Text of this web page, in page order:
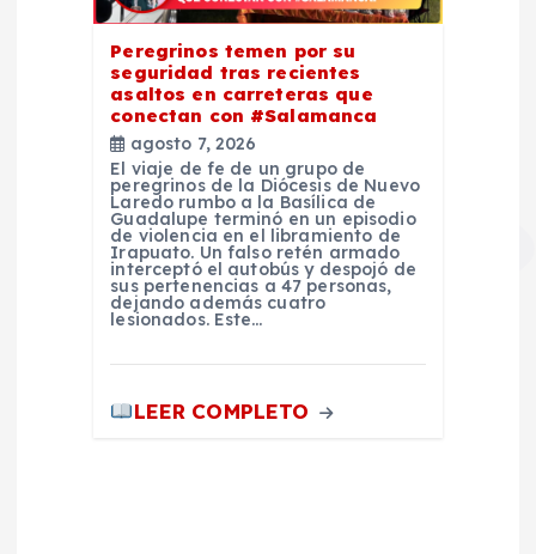
Peregrinos temen por su
seguridad tras recientes
asaltos en carreteras que
conectan con #Salamanca
agosto 7, 2026
El viaje de fe de un grupo de
peregrinos de la Diócesis de Nuevo
Laredo rumbo a la Basílica de
Guadalupe terminó en un episodio
de violencia en el libramiento de
Irapuato. Un falso retén armado
interceptó el autobús y despojó de
sus pertenencias a 47 personas,
dejando además cuatro
lesionados. Este…
LEER COMPLETO